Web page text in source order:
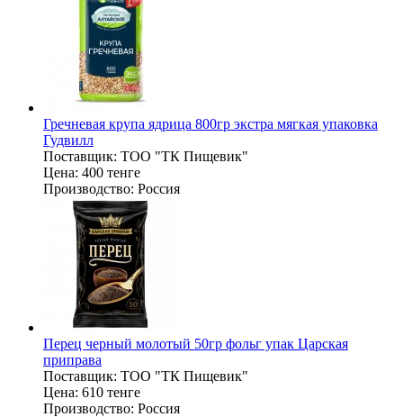
Гречневая крупа ядрица 800гр экстра мягкая упаковка
Гудвилл
Поставщик: ТОО "ТК Пищевик"
Цена: 400 тенге
Производство: Россия
Перец черный молотый 50гр фольг упак Царская
приправа
Поставщик: ТОО "ТК Пищевик"
Цена: 610 тенге
Производство: Россия